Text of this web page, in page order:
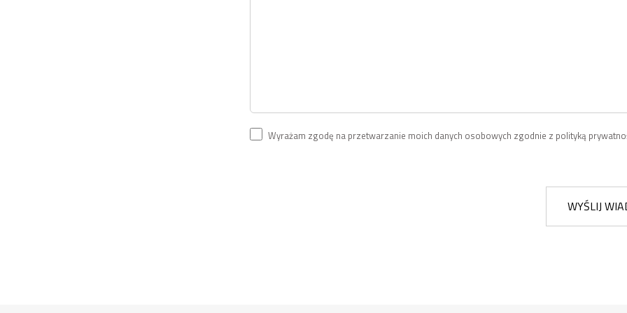
Wyrażam zgodę na przetwarzanie moich danych osobowych zgodnie z polityką
WYŚLIJ